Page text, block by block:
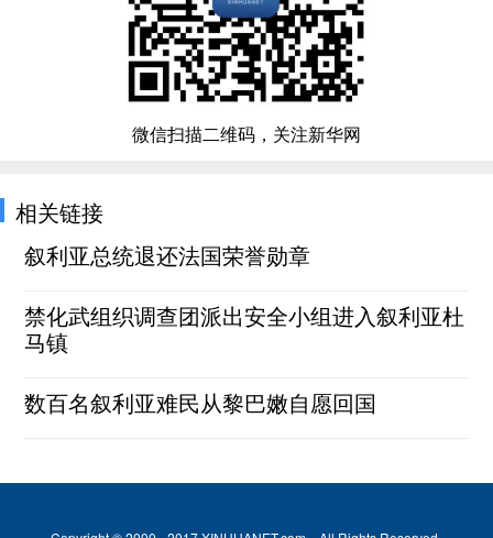
微信扫描二维码，关注新华网
相关链接
叙利亚总统退还法国荣誉勋章
禁化武组织调查团派出安全小组进入叙利亚杜
马镇
数百名叙利亚难民从黎巴嫩自愿回国